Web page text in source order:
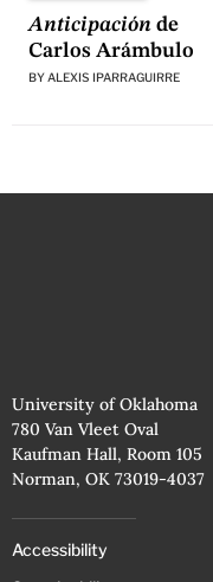
Anticipaciónde
Carlos Arámbulo
BYALEXIS IPARRAGUIRRE
University of Oklahoma
780 Van Vleet Oval
Kaufman Hall, Room 105
Norman, OK 73019-4037
Accessibility